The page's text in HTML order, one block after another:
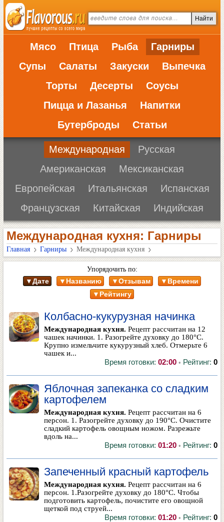
Мясо Птица Рыба
Гарниры
Супы
Салаты Закуски
Выпечка
Торты
Десерты
Соусы
Пицца и Лазанья
Напитки
Бутерброды
Статьи
Международная
Русская
Американская
Мексиканская
Европейская
Итальянская
Испанская
Французская
Китайская Индийская
Международная кухня: Гарниры
Главная Гарниры Международная кухня
Упорядочить по:
▼Дате ▼Названию ▼Отзывам
▼Времени
▼Рейтингу
Колбасно-кукурузная начинка
Международная кухня. Рецепт рассчитан на 12
чашек начинки. 1. Разогрейте духовку до 180°С.
Крупно измельчите кукурузный хлеб. Отмерьте 6
чашек и...
Время готовки: 02:00 • Рейтинг: 0
Яблочная запеканка со сладким
картофелем
Международная кухня. Рецепт рассчитан на 6
персон. 1. Разогрейте духовку до 190°С. Очистите
сладкий картофель овощным ножом. Разрежьте
вдоль на...
Время готовки: 01:20 • Рейтинг: 0
Запеченный красный картофель
Международная кухня. Рецепт рассчитан на 6
персон. 1.Разогрейте духовку до 180°С. Чтобы
подготовить картофель, почистите его овощной
щеткой под струей...
Время готовки: 01:20 • Рейтинг: 0